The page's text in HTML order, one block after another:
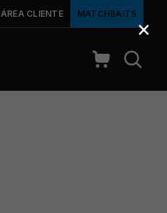
ÁREA CLIENTE MATCHBAITS
×